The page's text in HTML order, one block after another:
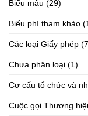
Biểu mẫu (29)
Biểu phí tham khảo
Các loại Giấy phép
Chưa phân loại (1)
Cơ cấu tổ chức và
Cuộc gọi Thương